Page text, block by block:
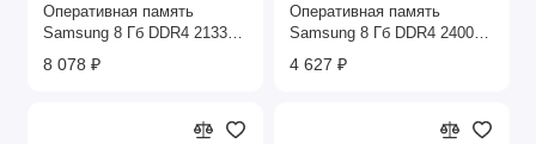
Оперативная память
Samsung 8 Гб DDR4 2133
МГц
8 078 ₽
Оперативная память
Samsung 8 Гб DDR4 2400
МГц
4 627 ₽